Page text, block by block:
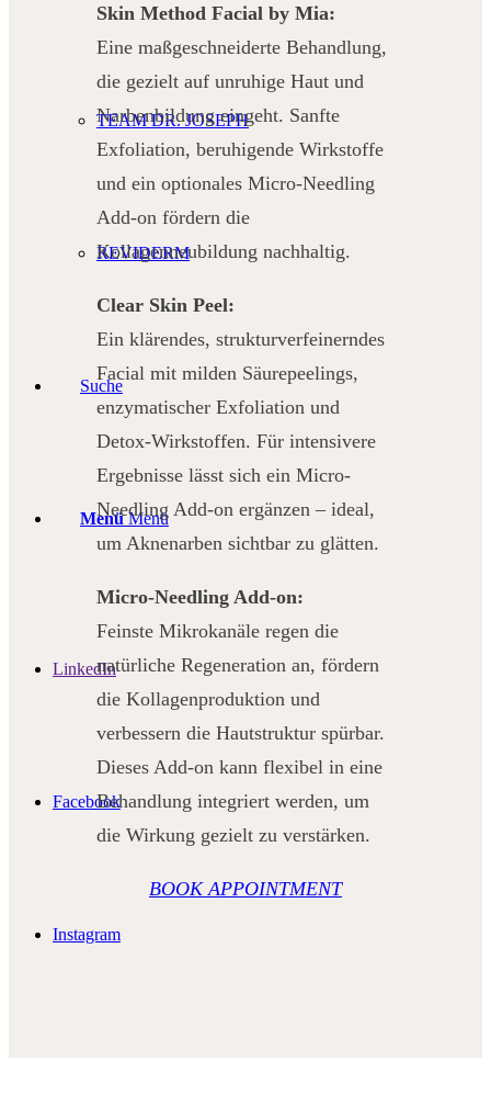
TEAM DR. JOSEPH
REVIDERM
Suche
Menü Menü
LinkedIn
Facebook
Instagram
Skin Method Facial by Mia:
Eine maßgeschneiderte Behandlung,
die gezielt auf unruhige Haut und
Narbenbildung eingeht. Sanfte
Exfoliation, beruhigende Wirkstoffe
und ein optionales Micro-Needling
Add-on fördern die
Kollagenneubildung nachhaltig.
Clear Skin Peel:
Ein klärendes, strukturverfeinerndes
Facial mit milden Säurepeelings,
enzymatischer Exfoliation und
Detox-Wirkstoffen. Für intensivere
Ergebnisse lässt sich ein Micro-
Needling Add-on ergänzen – ideal,
um Aknenarben sichtbar zu glätten.
Micro-Needling Add-on:
Feinste Mikrokanäle regen die
natürliche Regeneration an, fördern
die Kollagenproduktion und
verbessern die Hautstruktur spürbar.
Dieses Add-on kann flexibel in eine
Behandlung integriert werden, um
die Wirkung gezielt zu verstärken.
BOOK APPOINTMENT